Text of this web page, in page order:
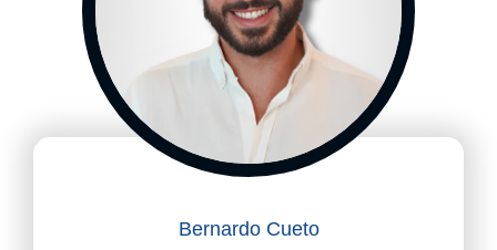
Bernardo Cueto